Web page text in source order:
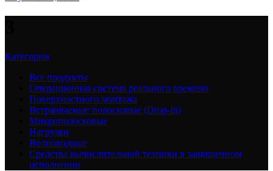
Категории
Все продукты
Операционная система реального времени
Поверхностного монтажа
Встраиваемые полосковые (Drop-In)
Микрополосковые
Нагрузки
Волноводные
Средства вычислительной техники в защищенном
исполнении